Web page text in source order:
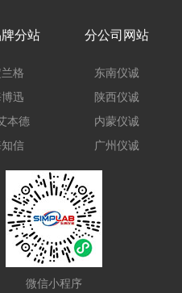
分站
格
迅
本德
信
分公司网站
东南仪诚
陕西仪诚
内蒙仪诚
广州仪诚
微信小程序